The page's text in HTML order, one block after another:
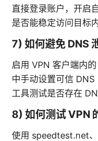
直接登录账户，开启
是否能稳定访问目标
7) 如何避免 DNS
启用 VPN 客户端内
中手动设置可信 DNS
工具测试是否存在
8) 如何测试 VPN
使用 speedtest.net